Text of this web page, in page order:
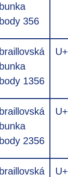
bunka
body 356
braillovská
bunka
body 1356
braillovská
bunka
body 2356
braillovská